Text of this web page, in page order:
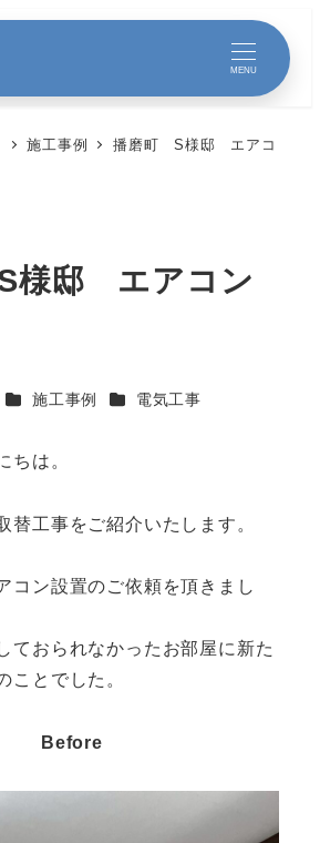
MENU
施工事例
播磨町 S様邸 エアコ
様邸 エアコン
カテゴリー
施工事例 カテゴリー
電気工事
ちは。
替工事をご紹介いたします。
コン設置のご依頼を頂きまし
ておられなかったお部屋に新た
ことでした。
Before